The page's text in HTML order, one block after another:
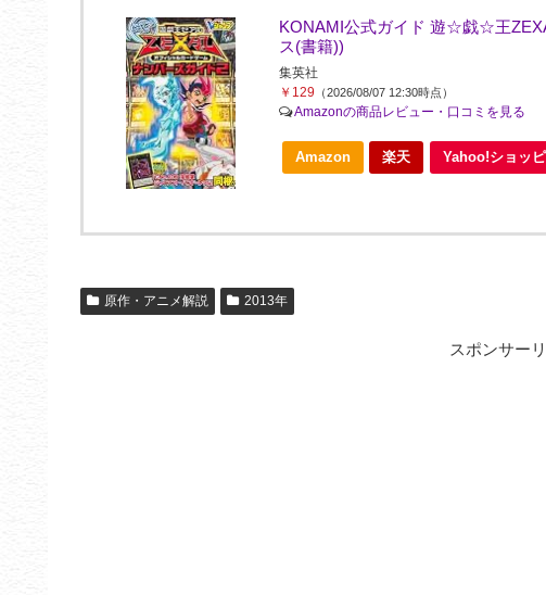
KONAMI公式ガイド 遊☆戯☆王
ス(書籍))
集英社
￥129 （2026/08/07 12:30時点）
Amazonの商品レビュー・口コミを見る
Amazon 楽天 Yahoo!ショッ
原作・アニメ解説 2013年
スポンサー